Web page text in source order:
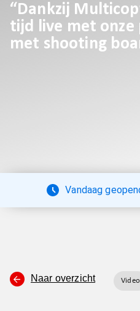
“Dankzij
tijd live met onze
met shooting
Vandaag
Naar overzicht Video